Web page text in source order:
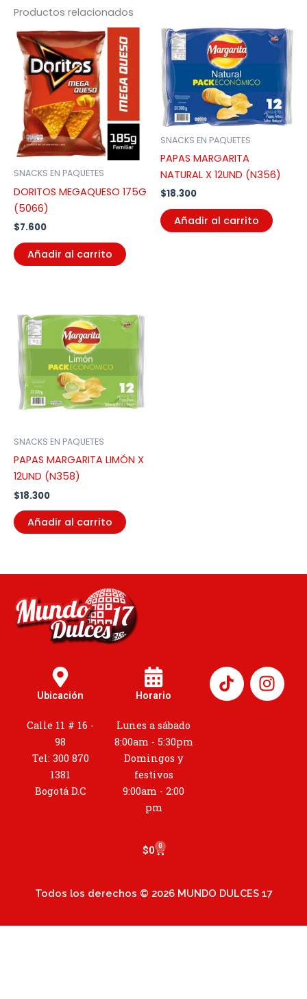
Productos relacionados
SNACKS EN PAQUETES
DORITOS MEGAQUESO 175G
(5066)
$7.600
Añadir al carrito
SNACKS EN PAQUETES
PAPAS MARGARITA
NATURAL X 12UND (N356)
$18.300
Añadir al carrito
SNACKS EN PAQUETES
PAPAS MARGARITA LIMÓN X
12UND (N358)
$18.300
Añadir al carrito
Ubicación
Calle 11 # 16 -
98
Tel: 300 870
1381
Bogotá D.C
Horario
Lunes a sábado
8:00am - 5:30pm
Domingos y
festivos
9:00am - 2:00
pm
I
n
s
$0 0
Cart
Todos los derechos © 2026 MUNDO DULCES 17